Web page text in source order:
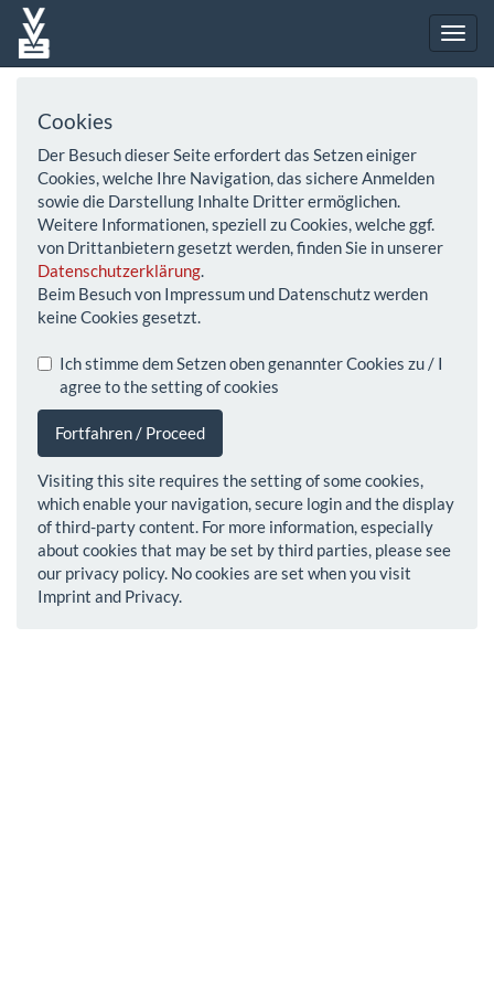
Cookies
Der Besuch dieser Seite erfordert das Setzen einiger
Cookies, welche Ihre Navigation, das sichere Anmelden
sowie die Darstellung Inhalte Dritter ermöglichen.
Weitere Informationen, speziell zu Cookies, welche ggf.
von Drittanbietern gesetzt werden, finden Sie in unserer
Datenschutzerklärung.
Beim Besuch von Impressum und Datenschutz werden
keine Cookies gesetzt.
Ich stimme dem Setzen oben genannter Cookies zu / I
agree to the setting of cookies
Fortfahren / Proceed
Visiting this site requires the setting of some cookies,
which enable your navigation, secure login and the display
of third-party content. For more information, especially
about cookies that may be set by third parties, please see
our privacy policy. No cookies are set when you visit
Imprint and Privacy.